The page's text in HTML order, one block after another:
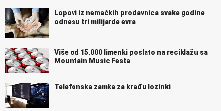
Lopovi iz nemačkih prodavnica svake godine
odnesu tri milijarde evra
Više od 15.000 limenki poslato na reciklažu sa
Mountain Music Festa
Telefonska zamka za krađu lozinki